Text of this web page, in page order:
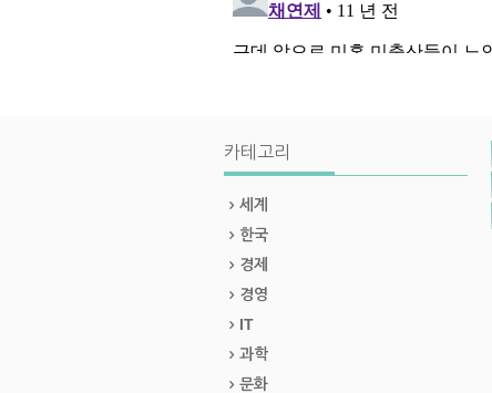
카테고리
세계
한국
경제
경영
IT
과학
문화